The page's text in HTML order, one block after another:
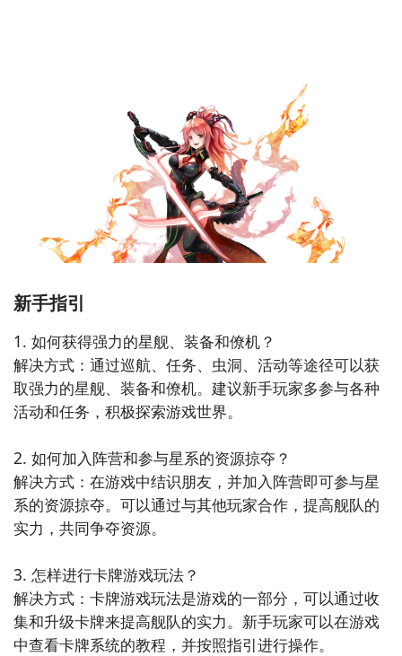
萨拉曼，这位拥有多林血统的异族剑士。萨拉曼的体内
装力量为主的克里曼帝国，她所擅长的双刃显然是个突
兀的存在，直至一次意外，她遇见了蕾伊，那没有丝毫
赘感的的剑技令她痴迷，那一刻她明白了，这就是她的
目标。
新手指引
1. 如何获得强力的星舰、装备和僚机？
解决方式：通过巡航、任务、虫洞、活动等途径可以获
取强力的星舰、装备和僚机。建议新手玩家多参与各种
活动和任务，积极探索游戏世界。
2. 如何加入阵营和参与星系的资源掠夺？
解决方式：在游戏中结识朋友，并加入阵营即可参与星
系的资源掠夺。可以通过与其他玩家合作，提高舰队的
实力，共同争夺资源。
3. 怎样进行卡牌游戏玩法？
解决方式：卡牌游戏玩法是游戏的一部分，可以通过收
集和升级卡牌来提高舰队的实力。新手玩家可以在游戏
中查看卡牌系统的教程，并按照指引进行操作。